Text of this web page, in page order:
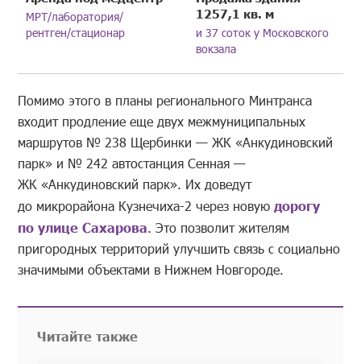
МРТ/лаборатория/
рентген/стационар
1257,1 кв. м
и 37 соток у Московского
вокзала
Помимо этого в планы регионального Минтранса
входит продление еще двух межмуниципальных
маршрутов № 238 Щербинки — ЖК «Анкудиновский
парк» и № 242 автостанция Сенная —
ЖК «Анкудиновский парк». Их доведут
до микрорайона Кузнечиха-2 через новуюдорогу
по улице Сахарова. Это позволит жителям
пригородных территорий улучшить связь с социально
значимыми объектами в Нижнем Новгороде.
Читайте также